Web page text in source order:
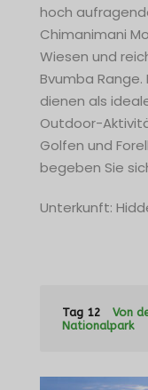
hoch
Chimanimani
Wiesen und
Bvumba
dienen als
Outdoor-
Golfen und
begeben Sie
Unterkunft:
Tag 12
Von
Nationalpark